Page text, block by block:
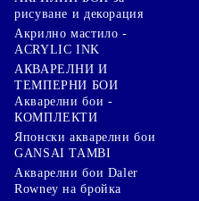
рисуване и декорация
Акрилно мастило -
ACRYLIC INK
АКВАРЕЛНИ И
ТЕМПЕРНИ БОИ
Акварелни бои -
КОМПЛЕКТИ
Японски акварелни бои
GANSAI TAMBI
Акварелни бои Daler
Rowney на бройка